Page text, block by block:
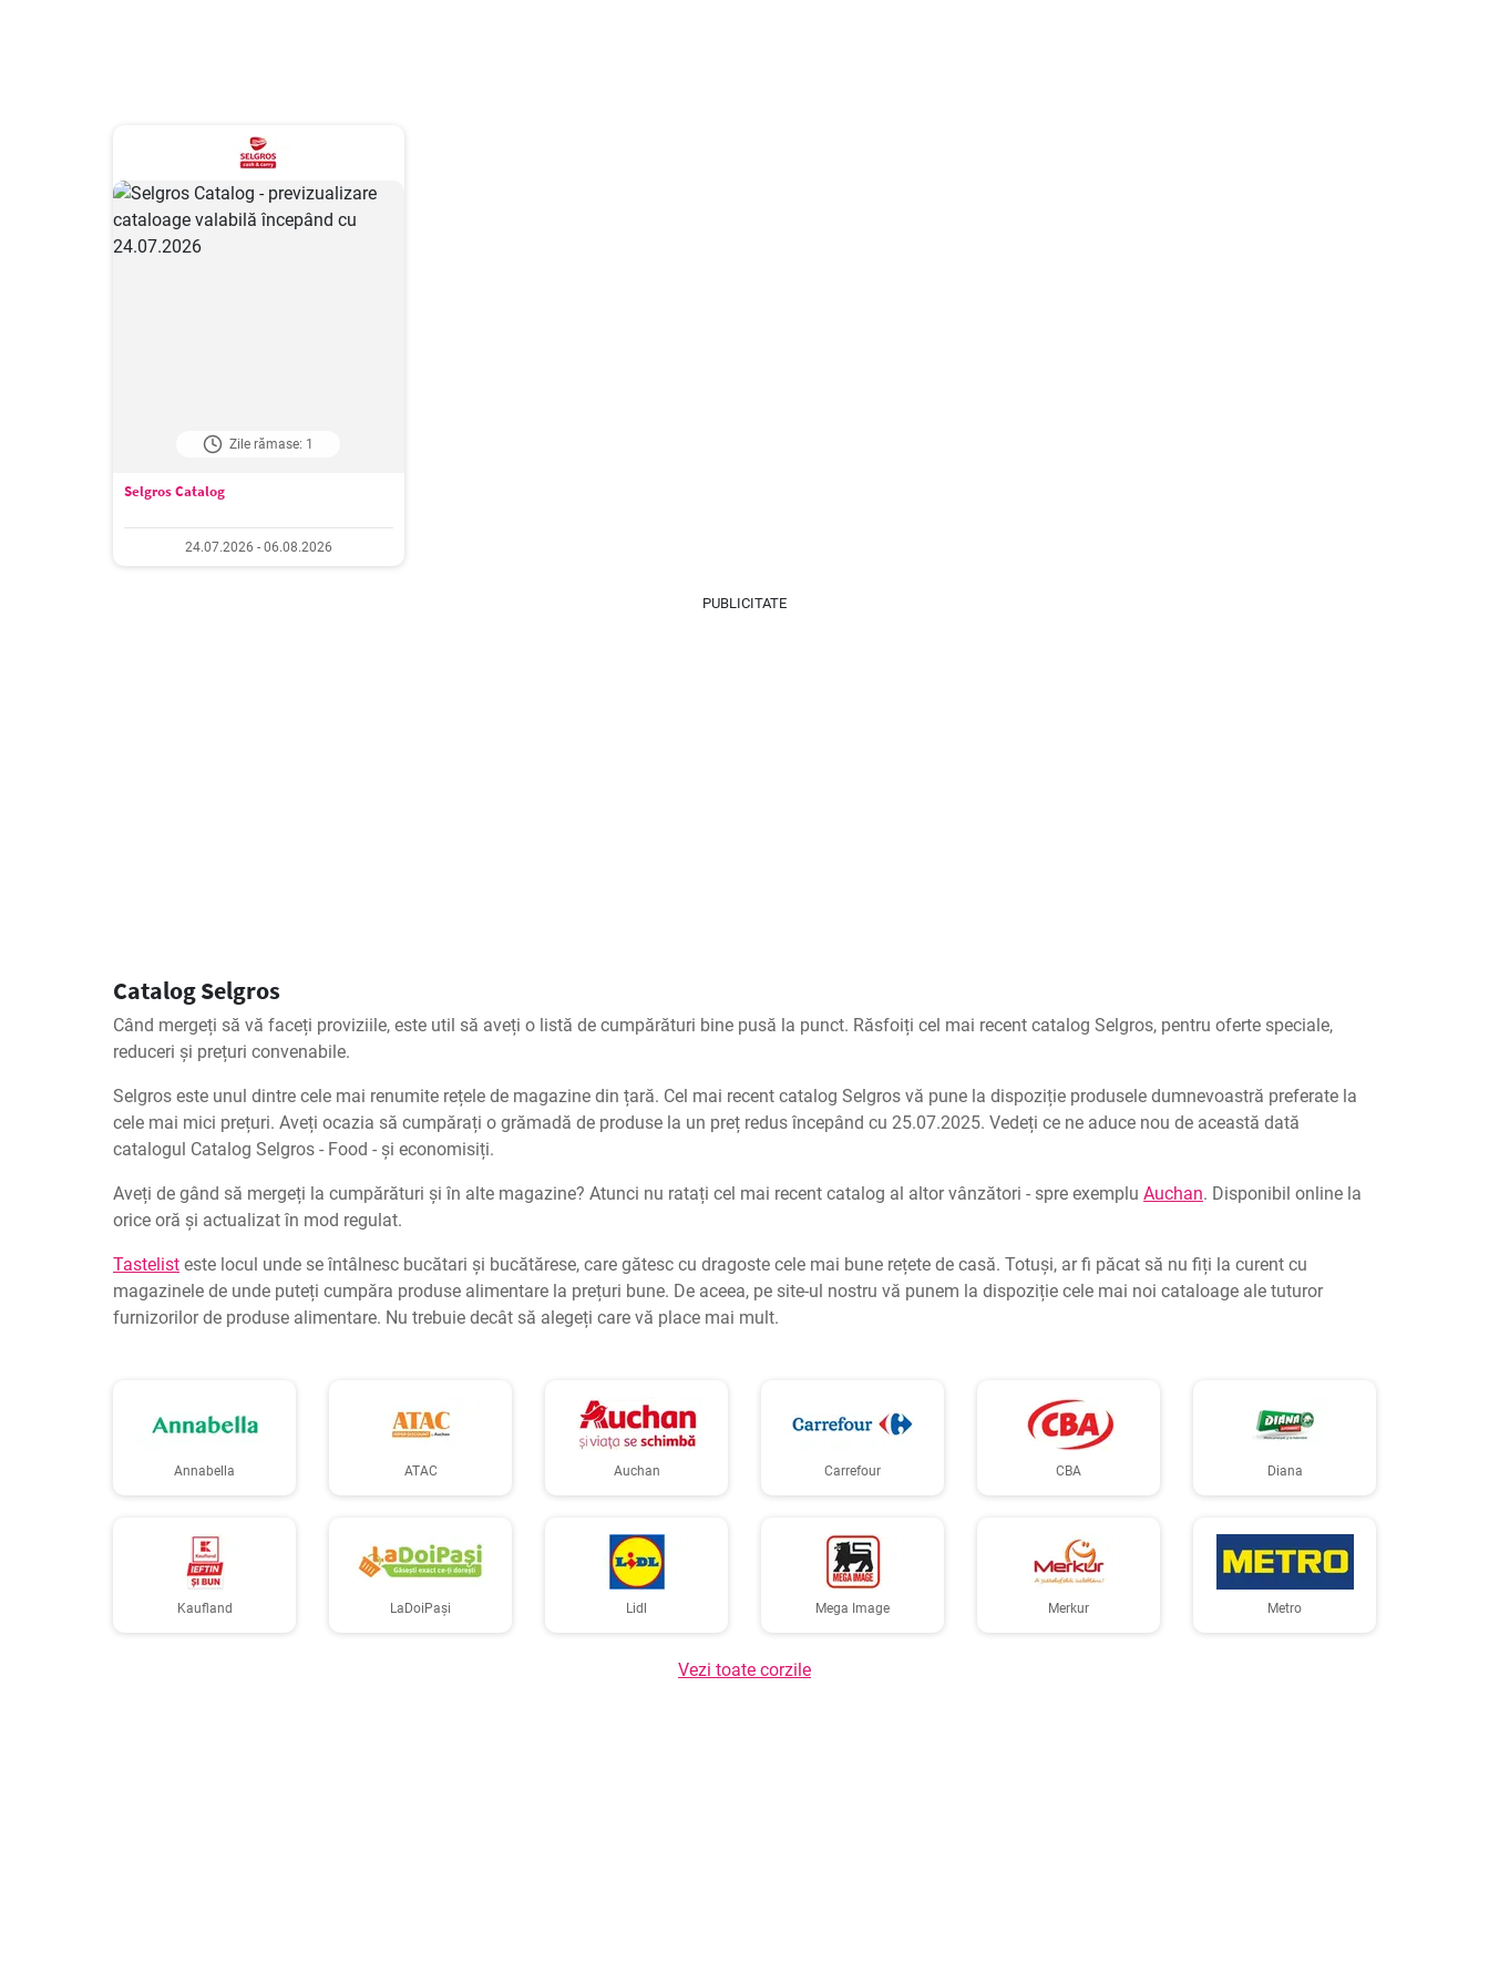
Zile rămase: 1
Selgros Catalog
24.07.2026 - 06.08.2026
PUBLICITATE
Catalog Selgros
Când mergeți să vă faceți proviziile, este util să aveți o listă de cumpărături bine pusă la punct. Răsfoiți cel mai recent catalog Selgros, pentru oferte speciale,
reduceri și prețuri convenabile.
Selgros este unul dintre cele mai renumite rețele de magazine din țară. Cel mai recent catalog Selgros vă pune la dispoziție produsele dumnevoastră preferate la
cele mai mici prețuri. Aveți ocazia să cumpărați o grămadă de produse la un preț redus începând cu 25.07.2025. Vedeți ce ne aduce nou de această dată
catalogul Catalog Selgros - Food - și economisiți.
Aveți de gând să mergeți la cumpărături și în alte magazine? Atunci nu ratați cel mai recent catalog al altor vânzători - spre exemplu Auchan. Disponibil online la
orice oră și actualizat în mod regulat.
Tastelist este locul unde se întâlnesc bucătari și bucătărese, care gătesc cu dragoste cele mai bune rețete de casă. Totuși, ar fi păcat să nu fiți la curent cu
magazinele de unde puteți cumpăra produse alimentare la prețuri bune. De aceea, pe site-ul nostru vă punem la dispoziție cele mai noi cataloage ale tuturor
furnizorilor de produse alimentare. Nu trebuie decât să alegeți care vă place mai mult.
Annabella ATAC Auchan Carrefour CBA Diana
Kaufland LaDoiPași Lidl Mega Image Merkur Metro
Vezi toate corzile